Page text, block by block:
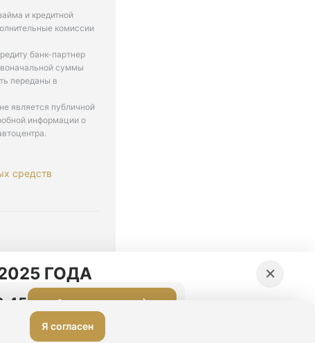
и кредитной
комиссии
банк-партнер
суммы
переданы в
является публичной
информации о
средств
Я согласен
ГОДА
Оставить заявку
×